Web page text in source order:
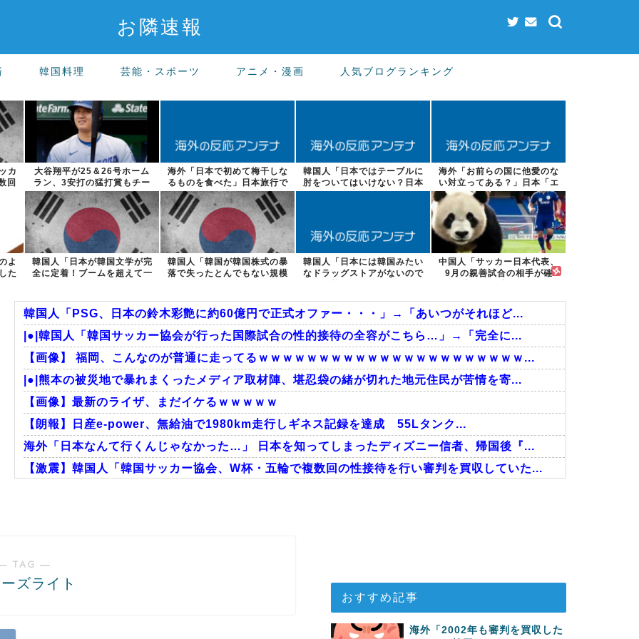
お隣速報
韓国料理 芸能・スポーツ アニメ・漫画 人気ブログランキング
カ
回
大谷翔平が25＆26号ホーム
ラン、3安打の猛打賞もチー
ムはまさか...
海外「日本で初めて梅干しな
るものを食べた」日本旅行で
食べた変わっ...
韓国人「日本ではテーブルに
肘をついてはいけない？日本
の食事マナー...
海外「お前らの国に他愛のな
い対立ってある？」日本「エ
スカレーター...
よ
た
韓国人「日本が韓国文学が完
全に定着！ブームを超えて一
韓国人「韓国が韓国株式の暴
落で失ったとんでもない規模
韓国人「日本には韓国みたい
なドラッグストアがないので
中国人「サッカー日本代表、
9月の親善試合の相手が確
韓国人「PSG、日本の鈴木彩艶に約60億円で正式オファー・・・」→「あいつがそれほど...
|●|韓国人「韓国サッカー協会が行った国際試合の性的接待の全容がこちら…」→「完全に...
【画像】 福岡、こんなのが普通に走ってるｗｗｗｗｗｗｗｗｗｗｗｗｗｗｗｗｗｗｗｗｗｗ...
|●|熊本の被災地で暴れまくったメディア取材陣、堪忍袋の緒が切れた地元住民が苦情を寄...
【画像】最新のライザ、まだイケるｗｗｗｗｗ
【朗報】日産e-power、無給油で1980km走行しギネス記録を達成 55Lタンク...
海外「日本なんて行くんじゃなかった…」 日本を知ってしまったディズニー信者、帰国後『...
【激震】韓国人「韓国サッカー協会、W杯・五輪で複数回の性接待を行い審判を買収していた...
TAG ―
ズライト
おすすめ記事
海外「2002年も審判を買収した